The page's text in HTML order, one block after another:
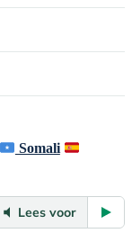
Somali
Lees voor